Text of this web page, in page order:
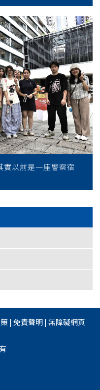
實以前是一座警察宿
|免責聲明|無障礙網頁